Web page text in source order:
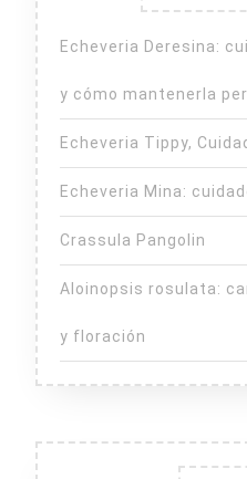
Echeveria Deresina:
y cómo mantenerla
Echeveria Tippy,
Echeveria Mina:
Crassula Pangolin
Aloinopsis rosulata:
y floración